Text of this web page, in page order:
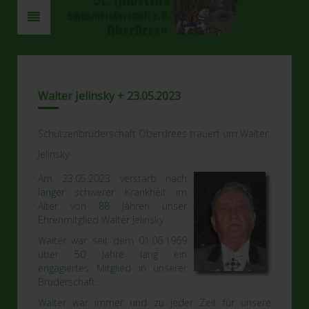
Walter Jelinsky + 23.05.2023
Schützenbruderschaft Oberdrees trauert um Walter
Jelinsky
Am 23.05.2023 verstarb nach
langer schwerer Krankheit im
Alter von 88 Jahren unser
Ehrenmitglied Walter Jelinsky.
Walter war seit dem 01.06.1969
über 50 Jahre lang ein
engagiertes Mitglied in unserer
Bruderschaft.
Walter war immer und zu jeder Zeit für unsere